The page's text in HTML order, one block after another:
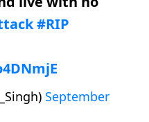
#RIP
September